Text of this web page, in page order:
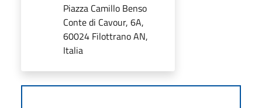
Piazza Camillo Benso
Conte di Cavour, 6A,
60024 Filottrano AN,
Italia